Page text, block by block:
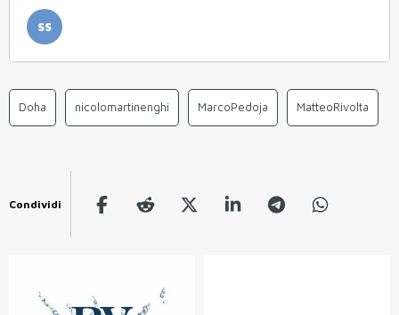
SS
Doha nicolomartinenghi MarcoPedoja MatteoRivolta
Condividi